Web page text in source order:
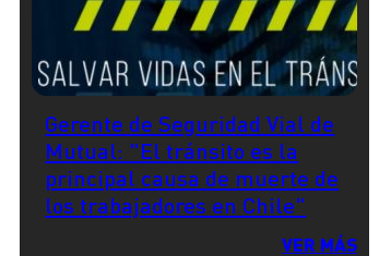
Gerente de Seguridad Vial de
Mutual: "El tránsito es la
principal causa de muerte de
los trabajadores en Chile"
VER MÁS